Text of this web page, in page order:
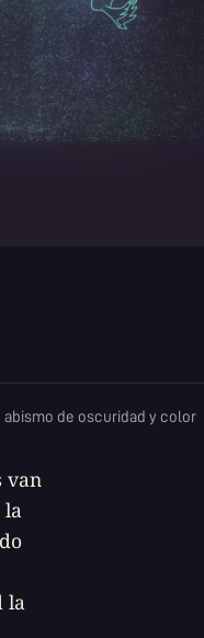
de oscuridad y color
van
la
la